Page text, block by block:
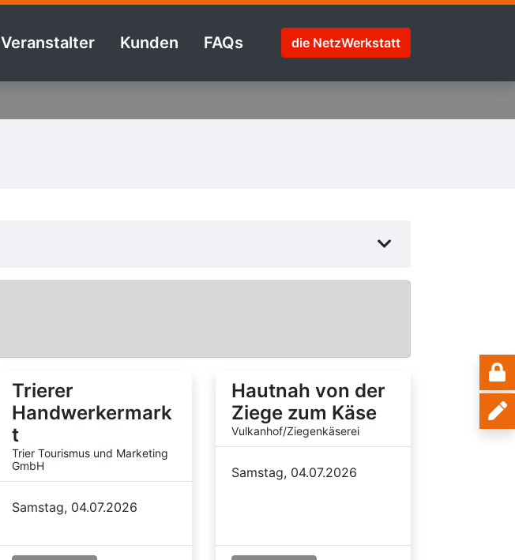
Veranstalter Kunden FAQs die NetzWerkstatt
Trierer
Handwerkermark
t
Trier Tourismus und Marketing
GmbH
Samstag, 04.07.2026
Hautnah von der
Ziege zum Käse
Vulkanhof/Ziegenkäserei
Samstag, 04.07.2026